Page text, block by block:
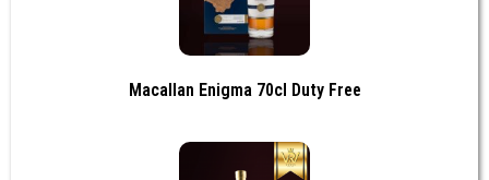
Macallan Enigma 70cl Duty Free